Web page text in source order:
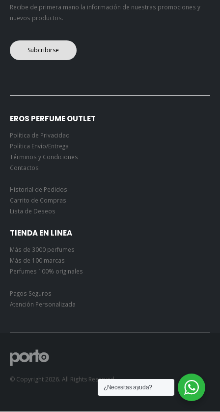
Recibe de primera mano la información de nuestras promociones y
nuevos productos.
Subcribirse
EROS PERFUME OUTLET
Política de Privacidad
Política Envío/Entrega
Términos y Condiciones
Contactos
Historial de Pedidos
Carrito de Compras
Lista de Deseos
TIENDA EN LINEA
Más de 3000 perfumes
Más de 100 marcas
Perfumes 100% originales
Pagos Seguros
Atención Personalizada
© Copyright 2026. All Rights Reserved.
¿Necesitas ayuda?